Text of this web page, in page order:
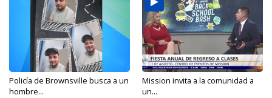
Policía de Brownsville busca a un
hombre...
Mission invita a la comunidad a
un...